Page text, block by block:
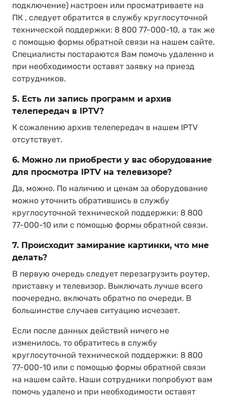
подключение) настроен или просматриваете на
ПК , следует обратится в службу круглосуточной
технической поддержки: 8 800 77-000-10, а так же
с помощью формы обратной связи на нашем сайте.
Специалисты постараются Вам помочь удаленно и
при необходимости оставят заявку на приезд
сотрудников.
5. Есть ли запись программ и архив
телепередач в IPTV?
К сожалению архив телепередач в нашем IPTV
отсутствует.
6. Можно ли приобрести у вас оборудование
для просмотра IPTV на телевизоре?
Да, можно. По наличию и ценам за оборудование
можно уточнить обратившись в службу
круглосуточной технической поддержки: 8 800
77-000-10 или с помощью формы обратной связи.
7. Происходит замирание картинки, что мне
делать?
В первую очередь следует перезагрузить роутер,
приставку и телевизор. Выключать лучше всего
поочередно, включать обратно по очереди. В
большинстве случаев ситуацию исчезает.
Если после данных действий ничего не
изменилось, то обратитесь в службу
круглосуточной технической поддержки: 8 800
77-000-10 или с помощью формы обратной связи
на нашем сайте. Наши сотрудники попробуют вам
помочь удалено и при необходимости оставят